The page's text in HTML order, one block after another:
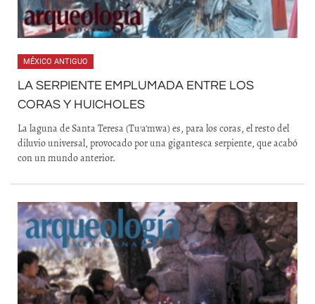
MÉXICO ANTIGUO
LA SERPIENTE EMPLUMADA ENTRE LOS
CORAS Y HUICHOLES
La laguna de Santa Teresa (Tu'a'mwa) es, para los coras, el resto del
diluvio universal, provocado por una gigantesca serpiente, que acabó
con un mundo anterior.